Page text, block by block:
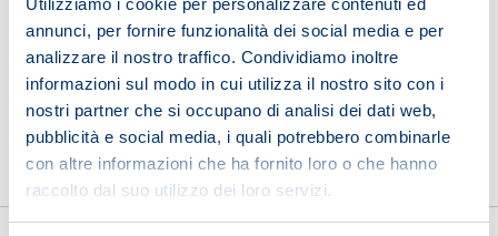
Utilizziamo i cookie per personalizzare contenuti ed
annunci, per fornire funzionalità dei social media e per
analizzare il nostro traffico. Condividiamo inoltre
informazioni sul modo in cui utilizza il nostro sito con i
nostri partner che si occupano di analisi dei dati web,
pubblicità e social media, i quali potrebbero combinarle
con altre informazioni che ha fornito loro o che hanno
raccolto dal suo utilizzo dei loro servizi.